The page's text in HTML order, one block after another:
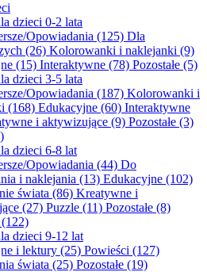
dzieci 0-2 lata
Opowiadania (125) Dla
(26) Kolorowanki i naklejanki (9)
(15) Interaktywne (78) Pozostałe (5)
dzieci 3-5 lata
Opowiadania (187) Kolorowanki i
(168) Edukacyjne (60) Interaktywne
i aktywizujące (9) Pozostałe (3)
dzieci 6-8 lat
Opowiadania (44) Do
i naklejania (13) Edukacyjne (102)
świata (86) Kreatywne i
(27) Puzzle (11) Pozostałe (8)
(122)
dzieci 9-12 lat
i lektury (25) Powieści (127)
świata (25) Pozostałe (19)